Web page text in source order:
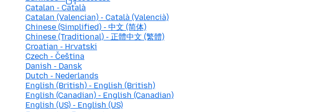
Catalan - Català
Catalan (Valencian) - Català (Valencià)
Chinese (Simplified) - 中文 (简体)
Chinese (Traditional) - 正體中文 (繁體)
Croatian - Hrvatski
Czech - Čeština
Danish - Dansk
Dutch - Nederlands
English (British) - English (British)
English (Canadian) - English (Canadian)
English (US) - English (US)